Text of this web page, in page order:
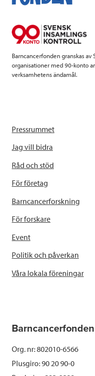
k
Barncancerfonden granskas
organisationer med 90-konto
verksamhetens ändamål.
Pressrummet
Jag vill bidra
Råd och stöd
För företag
Barncancerforskning
För forskare
Event
Politik och påverkan
Våra lokala föreningar
Barncancerfonden
Org. nr: 802010-6566
Plusgiro: 90 20 90-0